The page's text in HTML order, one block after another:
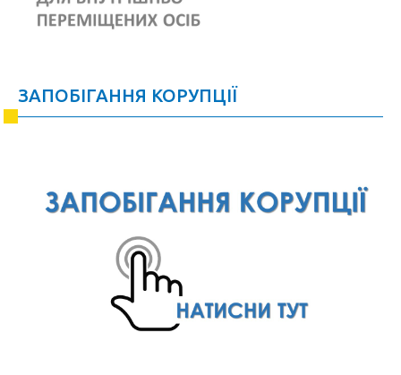
ЗАПОБІГАННЯ КОРУПЦІЇ